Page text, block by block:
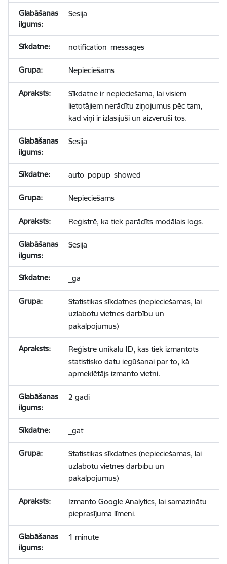
Sesija
notification_messages
Nepieciešams
Sīkdatne ir nepieciešama, lai visiem
lietotājiem nerādītu ziņojumus pēc tam,
kad viņi ir izlasījuši un aizvēruši tos.
Sesija
auto_popup_showed
Nepieciešams
Reģistrē, ka tiek parādīts modālais logs.
Sesija
_ga
Statistikas sīkdatnes (nepieciešamas, lai
uzlabotu vietnes darbību un
pakalpojumus)
Reģistrē unikālu ID, kas tiek izmantots
statistisko datu iegūšanai par to, kā
apmeklētājs izmanto vietni.
2 gadi
_gat
Statistikas sīkdatnes (nepieciešamas, lai
uzlabotu vietnes darbību un
pakalpojumus)
Izmanto Google Analytics, lai samazinātu
pieprasījuma līmeni.
1 minūte